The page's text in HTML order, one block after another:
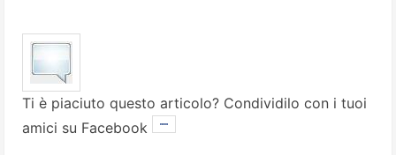
Ti è piaciuto questo articolo? Condividilo con i tuoi
amici su Facebook